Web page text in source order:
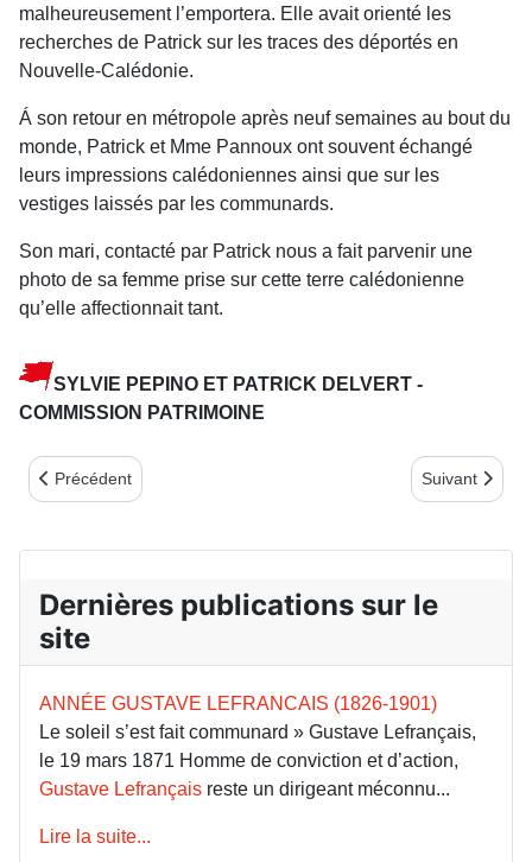
malheureusement l’emportera. Elle avait orienté les
recherches de Patrick sur les traces des déportés en
Nouvelle-Calédonie.
Á son retour en métropole après neuf semaines au bout du
monde, Patrick et Mme Pannoux ont souvent échangé
leurs impressions calédoniennes ainsi que sur les
vestiges laissés par les communards.
Son mari, contacté par Patrick nous a fait parvenir une
photo de sa femme prise sur cette terre calédonienne
qu’elle affectionnait tant.
SYLVIE PEPINO ET PATRICK DELVERT -
COMMISSION PATRIMOINE
Article précédent : DES ÉTUDIANTS CHINOIS AU MUR DES
Précédent Article suivant
Suivant
Dernières publications sur le
site
ANNÉE GUSTAVE LEFRANCAIS (1826-1901)
Le soleil s’est fait communard » Gustave Lefrançais,
le 19 mars 1871 Homme de conviction et d’action,
Gustave Lefrançais reste un dirigeant méconnu...
Lire la suite...